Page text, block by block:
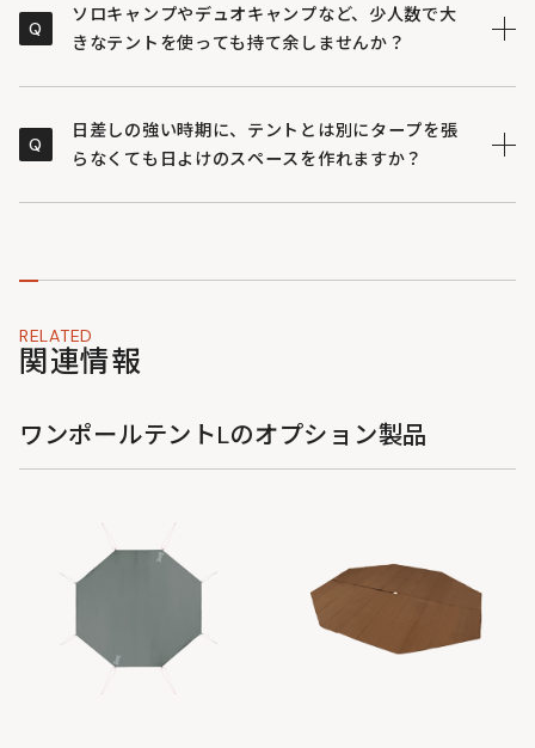
採用しています。また、地面に打ち込むペグも強度の高
いネイルペグが標準で付属しており、安定した設営が可
Q
ソロキャンプやデュオキャンプなど、少人数で大
きなテントを使っても持て余しませんか？
ブルなどをゆったりと配置して、贅沢なリビングルーム
のように活用できます。荷物が多いキャンパーや、テン
Q
日差しの強い時期に、テントとは別にタープを張
らなくても日よけのスペースを作れますか？
RELATED
関連情報
ワンポールテントLのオプション製品